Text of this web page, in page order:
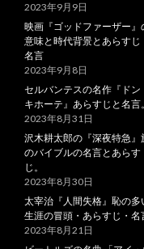
2023年9月9日
映画『ゴッドファーザー』
意味と時代背景とあらすじ
名言
2023年9月8日
セルバンテスの名作『ドン
キホーテ』あらすじと名言。
2023年8月31日
沢木耕太郎の『深夜特急』
のバイブルの名言とあらす
じ。
2023年8月30日
太宰治『人間失格』恥の多
生涯の冒頭・あらすじ・名
2023年8月21日